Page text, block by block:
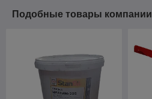
Подобные товары компании